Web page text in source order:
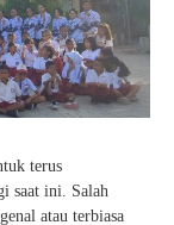
terus
saat ini. Salah
atau terbiasa